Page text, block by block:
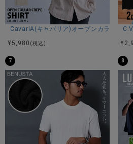
CavariA(キャバリア)オープンカラー楊柳
¥ 5,980 (税込)
¥
7 8